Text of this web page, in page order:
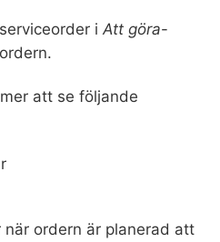
i Att göra-
att se följande
ordern är planerad att